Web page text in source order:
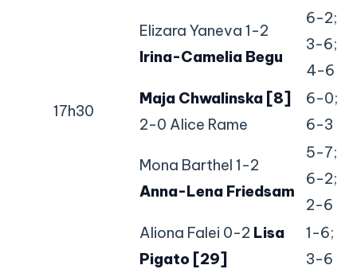
Elizara Yaneva 1-2
Irina-Camelia Begu
6-2;
3-6;
4-6
17h30
Maja Chwalinska [8]
2-0 Alice Rame
6-0;
6-3
Mona Barthel 1-2
Anna-Lena Friedsam
5-7;
6-2;
2-6
Aliona Falei 0-2 Lisa
Pigato [29]
1-6;
3-6